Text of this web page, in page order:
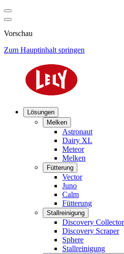
Vorschau
Zum Hauptinhalt springen
Lösungen
Melken
Astronaut
Dairy XL
Meteor
Melken
Fütterung
Vector
Juno
Calm
Fütterung
Stallreinigung
Discovery Collector
Discovery Scraper
Sphere
Stallreinigung